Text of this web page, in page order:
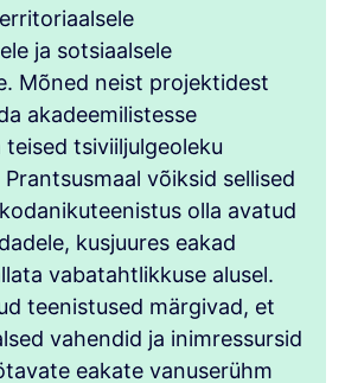
ja sotsiaalsele
Mõned neist projektidest
akadeemilistesse
teised tsiviiljulgeoleku
võiksid sellised
olla avatud
kusjuures eakad
vabatahtlikkuse alusel.
teenistused märgivad, et
vahendid ja inimressursid
eakate vanuserühm